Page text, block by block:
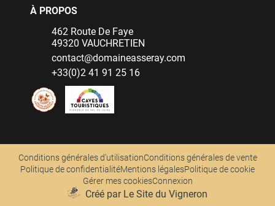
À PROPOS
462 Route De Faye
49320 VAUCHRETIEN
contact@domaineasseray.com
+33(0)2 41 91 25 16
Conditions générales d'utilisationConditions générales de vente
Politique de confidentialitéMentions légalesPolitique de cookie
Gérer mes cookiesConnexion
Créé par Le Site du Vigneron